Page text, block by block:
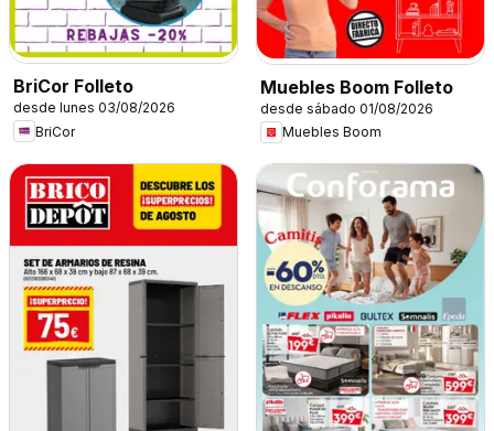
BriCor Folleto
desde lunes 03/08/2026
BriCor
Muebles Boom Folleto
desde sábado 01/08/2026
Muebles Boom